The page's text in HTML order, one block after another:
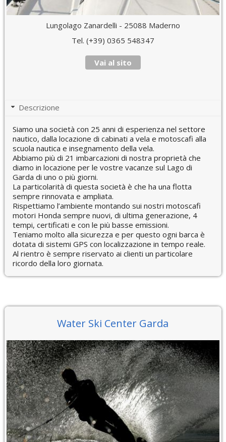
Lungolago Zanardelli - 25088 Maderno
Tel. (+39) 0365 548347
Vai al sito
Descrizione
Siamo una società con 25 anni di esperienza nel settore
nautico, dalla locazione di cabinati a vela e motoscafi alla
scuola nautica e insegnamento della vela.
Abbiamo più di 21 imbarcazioni di nostra proprietà che
diamo in locazione per le vostre vacanze sul Lago di
Garda di uno o più giorni.
La particolarità di questa società è che ha una flotta
sempre rinnovata e ampliata.
Rispettiamo l’ambiente montando sui nostri motoscafi
motori Honda sempre nuovi, di ultima generazione, 4
tempi, certificati e con le più basse emissioni.
Teniamo molto alla sicurezza e per questo ogni barca è
dotata di sistemi GPS con localizzazione in tempo reale.
Al rientro è sempre riservato ai clienti un particolare
ricordo della loro giornata.
Water Ski Center Garda